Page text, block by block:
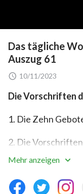
Das tägliche
Auszug 61
10/11/2023
Die Vorschriften
1. Die Zehn
2. Die
3. Vorschriften für
4. Vorschriften für
Mehr anzeigen